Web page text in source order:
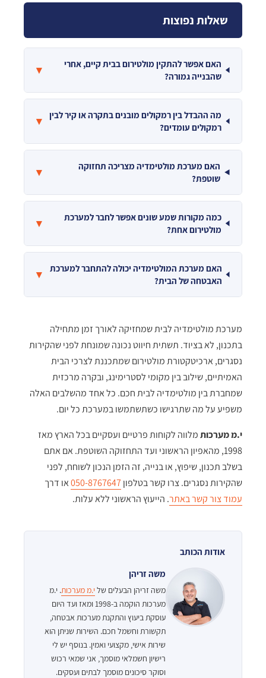
שאלות נפוצות
האם אפשר להתקין מולטירום בבית קיים, אחרי
שהבנייה גמורה?
▾
מה ההבדל בין רמקולים מובנים בתקרה או קיר לבין
רמקולים עומדים?
▾
האם מערכת מולטימדיה מצריכה תחזוקה
שוטפת?
▾
כמה מקורות שמע שונים אפשר לחבר למערכת
מולטירום אחת?
▾
האם מערכת המולטימדיה יכולה להתחבר למערכת
האבטחה של הבית?
▾
מערכת מולטימדיה לבית שמחזיקה לאורך זמן מתחילה
בתכנון, לא בציוד. תשתית חיווט נכונה שמונחת לפני שהקירות
נסגרים, ארכיטקטורת מולטירום שמתכננת לצרכי הבית
האמיתיים, שילוב בין מקומי לסטרימינג, ובקרה מרכזית
שמחברת בין מולטימדיה לבית חכם. כל אחד מהשלבים האלה
משפיע על מה שתרגישו כשתשתמשו במערכת כל יום.
י.מ מערכותמלווה לקוחות פרטיים ועסקיים בכל הארץ מאז
1998, מהאפיון הראשוני ועד התחזוקה השוטפת. אם אתם
בשלב תכנון, שיפוץ, או בנייה, זה הזמן הנכון לשוחח, לפני
שהקירות נסגרים. צרו קשר בטלפון050-8767647או דרך
עמוד צור קשר באתר. הייעוץ הראשוני ללא עלות.
אודות הכותב
משה זריהן
משה זריהן הבעלים שלי.מ מערכות. י.מ
מערכות הוקמה ב-1998 ומאז ועד היום
עוסקת ביעוץ והתקנת מערכות אבטחה,
תקשורת וחשמל חכם. השירות שניתן הוא
שירות אישי, מקצועי ואמין. בנוסף יש לי
רישיון חשמלאי מוסמך, אני שמאי רכוש
וסוקר סיכונים מוסמך לבתים ועסקים.